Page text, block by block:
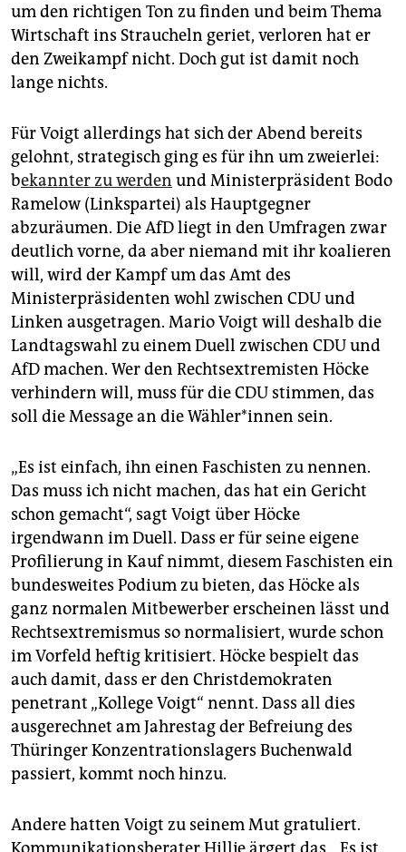
um den richtigen Ton zu finden und beim Thema
Wirtschaft ins Straucheln geriet, verloren hat er
den Zweikampf nicht. Doch gut ist damit noch
lange nichts.
Für Voigt allerdings hat sich der Abend bereits
gelohnt, strategisch ging es für ihn um zweierlei:
bekannter zu werden und Ministerpräsident Bodo
Ramelow (Linkspartei) als Hauptgegner
abzuräumen. Die AfD liegt in den Umfragen zwar
deutlich vorne, da aber niemand mit ihr koalieren
will, wird der Kampf um das Amt des
Ministerpräsidenten wohl zwischen CDU und
Linken ausgetragen. Mario Voigt will deshalb die
Landtagswahl zu einem Duell zwischen CDU und
AfD machen. Wer den Rechtsextremisten Höcke
verhindern will, muss für die CDU stimmen, das
soll die Message an die Wäh­le­r*in­nen sein.
„Es ist einfach, ihn einen Faschisten zu nennen.
Das muss ich nicht machen, das hat ein Gericht
schon gemacht“, sagt Voigt über Höcke
irgendwann im Duell. Dass er für seine eigene
Profilierung in Kauf nimmt, diesem Faschisten ein
bundesweites Podium zu bieten, das Höcke als
ganz normalen Mitbewerber erscheinen lässt und
Rechtsextremismus so normalisiert, wurde schon
im Vorfeld heftig kritisiert. Höcke bespielt das
auch damit, dass er den Christdemokraten
penetrant „Kollege Voigt“ nennt. Dass all dies
ausgerechnet am Jahrestag der Befreiung des
Thüringer Konzentrationslagers Buchenwald
passiert, kommt noch hinzu.
Andere hatten Voigt zu seinem Mut gratuliert.